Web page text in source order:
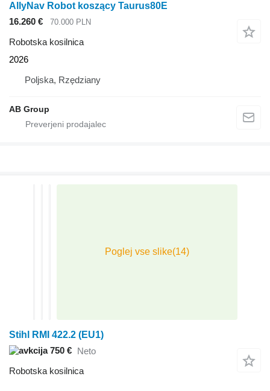
AllyNav Robot koszący Taurus80E
16.260 €
70.000 PLN
Robotska kosilnica
2026
Poljska, Rzędziany
AB Group
Stihl RMI 422.2 (EU1)
750 € Neto
Robotska kosilnica